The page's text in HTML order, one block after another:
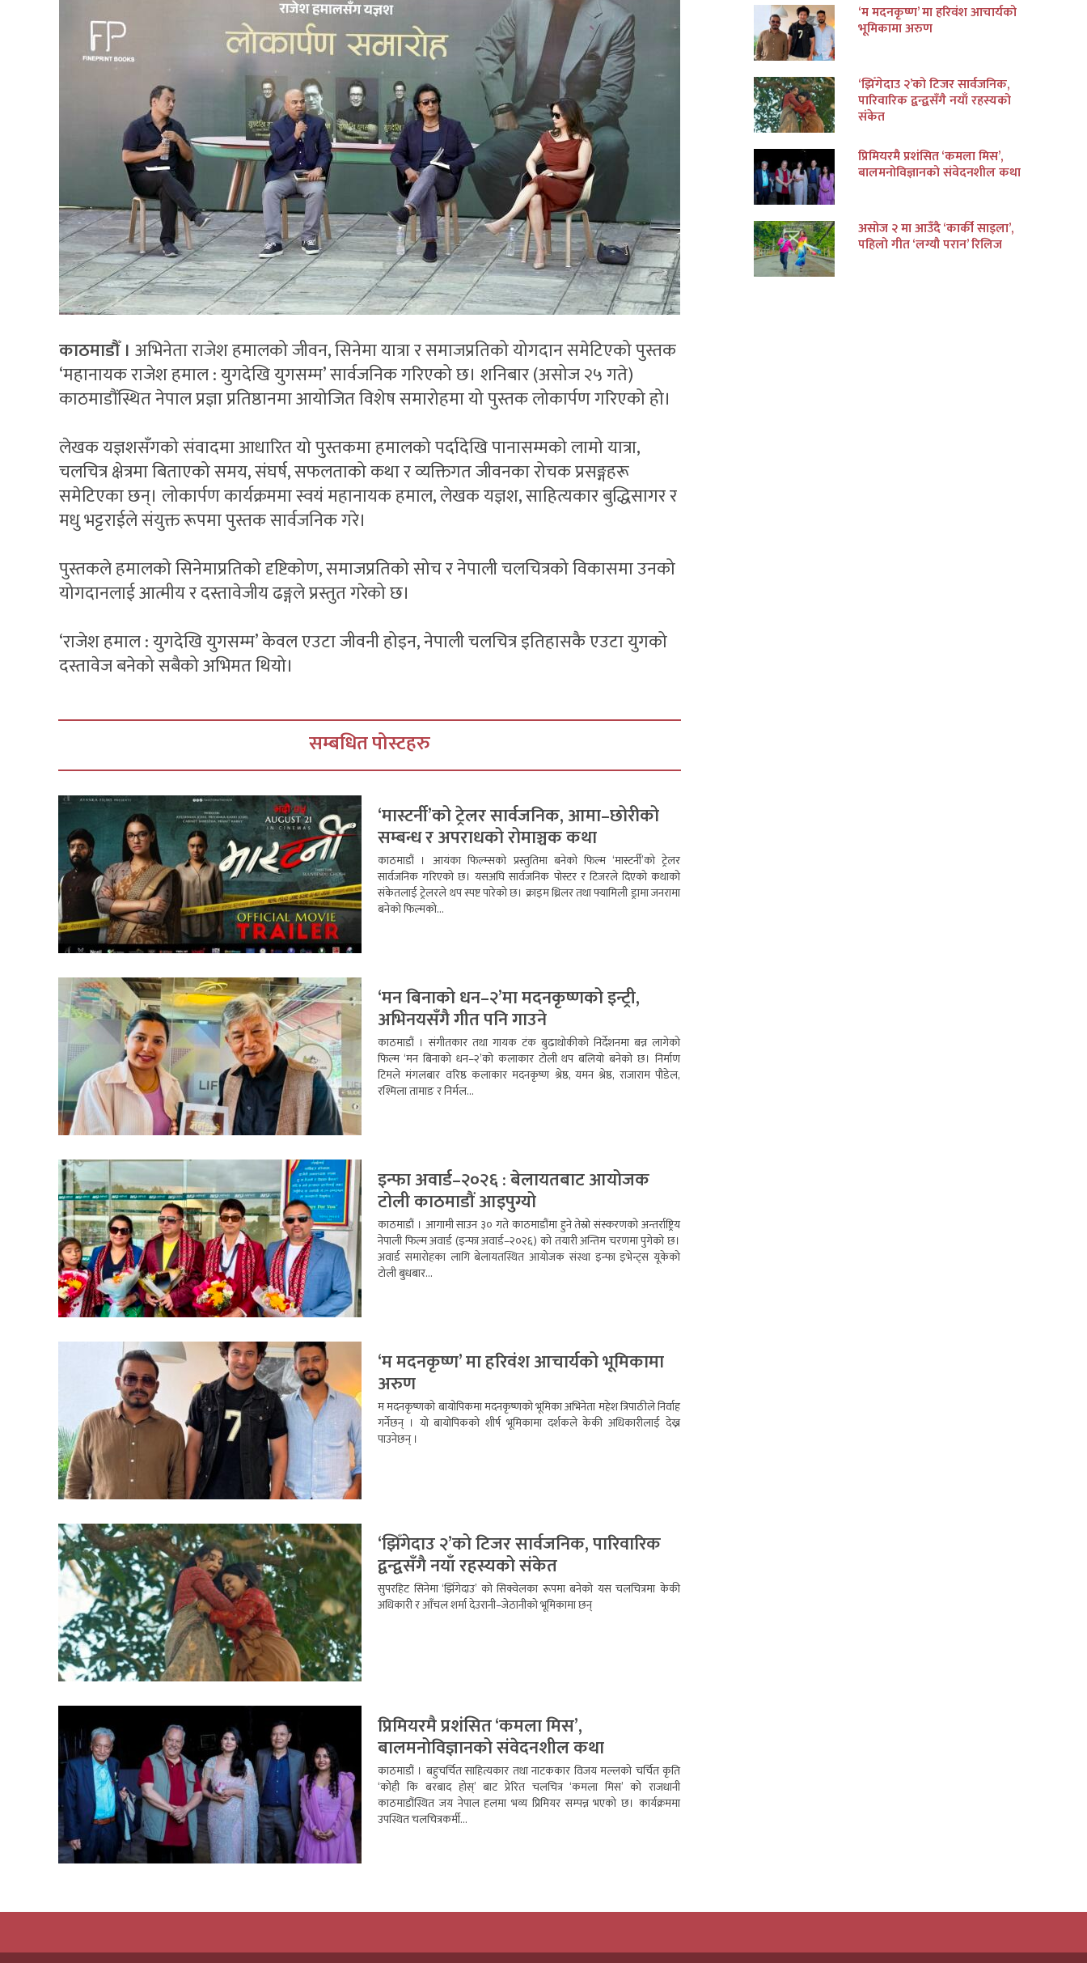
काठमाडौँ । अभिनेता राजेश हमालको जीवन, सिनेमा यात्रा र समाजप्रतिको योगदान समेटिएको पुस्तक
‘महानायक राजेश हमाल : युगदेखि युगसम्म’ सार्वजनिक गरिएको छ। शनिबार (असोज २५ गते)
काठमाडौंस्थित नेपाल प्रज्ञा प्रतिष्ठानमा आयोजित विशेष समारोहमा यो पुस्तक लोकार्पण गरिएको हो।
लेखक यज्ञशसँगको संवादमा आधारित यो पुस्तकमा हमालको पर्दादेखि पानासम्मको लामो यात्रा,
चलचित्र क्षेत्रमा बिताएको समय, संघर्ष, सफलताको कथा र व्यक्तिगत जीवनका रोचक प्रसङ्गहरू
समेटिएका छन्। लोकार्पण कार्यक्रममा स्वयं महानायक हमाल, लेखक यज्ञश, साहित्यकार बुद्धिसागर र
मधु भट्टराईले संयुक्त रूपमा पुस्तक सार्वजनिक गरे।
पुस्तकले हमालको सिनेमाप्रतिको दृष्टिकोण, समाजप्रतिको सोच र नेपाली चलचित्रको विकासमा उनको
योगदानलाई आत्मीय र दस्तावेजीय ढङ्गले प्रस्तुत गरेको छ।
‘राजेश हमाल : युगदेखि युगसम्म’ केवल एउटा जीवनी होइन, नेपाली चलचित्र इतिहासकै एउटा युगको
दस्तावेज बनेको सबैको अभिमत थियो।
सम्बधित पोस्टहरु
‘मास्टर्नी’को ट्रेलर सार्वजनिक, आमा–छोरीको
सम्बन्ध र अपराधको रोमाञ्चक कथा
काठमाडौं । आयंका फिल्म्सको प्रस्तुतिमा बनेको फिल्म ‘मास्टर्नी’को ट्रेलर
सार्वजनिक गरिएको छ। यसअघि सार्वजनिक पोस्टर र टिजरले दिएको कथाको
संकेतलाई ट्रेलरले थप स्पष्ट पारेको छ। क्राइम थ्रिलर तथा फ्यामिली ड्रामा जनरामा
बनेको फिल्मको...
‘मन बिनाको धन–२’मा मदनकृष्णको इन्ट्री,
अभिनयसँगै गीत पनि गाउने
काठमाडौं । संगीतकार तथा गायक टंक बुढाथोकीको निर्देशनमा बन्न लागेको
फिल्म ‘मन बिनाको धन–२’को कलाकार टोली थप बलियो बनेको छ। निर्माण
टिमले मंगलबार वरिष्ठ कलाकार मदनकृष्ण श्रेष्ठ, यमन श्रेष्ठ, राजाराम पौडेल,
रश्मिला तामाङ र निर्मल...
इन्फा अवार्ड–२०२६ : बेलायतबाट आयोजक
टोली काठमाडौं आइपुग्यो
काठमाडौं । आगामी साउन ३० गते काठमाडौंमा हुने तेस्रो संस्करणको अन्तर्राष्ट्रिय
नेपाली फिल्म अवार्ड (इन्फा अवार्ड–२०२६) को तयारी अन्तिम चरणमा पुगेको छ।
अवार्ड समारोहका लागि बेलायतस्थित आयोजक संस्था इन्फा इभेन्ट्स यूकेको
टोली बुधबार...
‘म मदनकृष्ण’ मा हरिवंश आचार्यको भूमिकामा
अरुण
म मदनकृष्णको बायोपिकमा मदनकृष्णको भूमिका अभिनेता महेश त्रिपाठीले निर्वाह
गर्नेछन् । यो बायोपिकको शीर्ष भूमिकामा दर्शकले केकी अधिकारीलाई देख्न
पाउनेछन् ।
‘झिँगेदाउ २’को टिजर सार्वजनिक, पारिवारिक
द्वन्द्वसँगै नयाँ रहस्यको संकेत
सुपरहिट सिनेमा ‘झिँगेदाउ’ को सिक्वेलका रूपमा बनेको यस चलचित्रमा केकी
अधिकारी र आँचल शर्मा देउरानी–जेठानीको भूमिकामा छन्
प्रिमियरमै प्रशंसित ‘कमला मिस’,
बालमनोविज्ञानको संवेदनशील कथा
काठमाडौं । बहुचर्चित साहित्यकार तथा नाटककार विजय मल्लको चर्चित कृति
‘कोही कि बरबाद होस्’ बाट प्रेरित चलचित्र ‘कमला मिस’ को राजधानी
काठमाडौंस्थित जय नेपाल हलमा भव्य प्रिमियर सम्पन्न भएको छ। कार्यक्रममा
उपस्थित चलचित्रकर्मी...
‘म मदनकृष्ण’ मा हरिवंश आचार्यको
भूमिकामा अरुण
‘झिँगेदाउ २’को टिजर सार्वजनिक,
पारिवारिक द्वन्द्वसँगै नयाँ रहस्यको
संकेत
प्रिमियरमै प्रशंसित ‘कमला मिस’,
बालमनोविज्ञानको संवेदनशील कथा
असोज २ मा आउँदै ‘कार्की साइला’,
पहिलो गीत ‘लग्यौ परान’ रिलिज